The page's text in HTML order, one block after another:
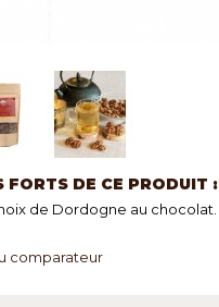
FORTS DE CE PRODUIT :
de Dordogne au chocolat.
comparateur